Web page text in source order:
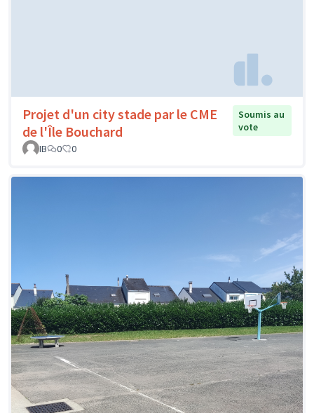
Projet d'un city stade par le CME
de l'Île Bouchard
Soumis au
vote
IB
0 0